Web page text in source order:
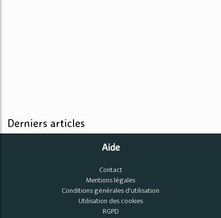
Derniers articles
Aide
Contact
Mentions légales
Conditions générales d'utilisation
Utilisation des cookies
RGPD